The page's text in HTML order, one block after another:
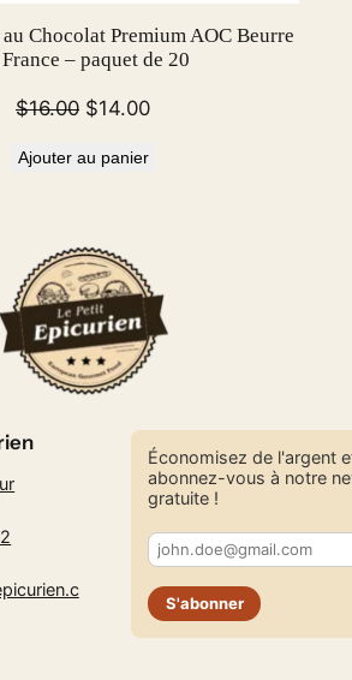
Chocolat Premium AOC Beurre
– paquet de 20
$16.00 Le
initial
$14.00Le
Ajouter au panier
Économisez de l'argent
abonnez-vous à notre
gratuite !
S'abonner